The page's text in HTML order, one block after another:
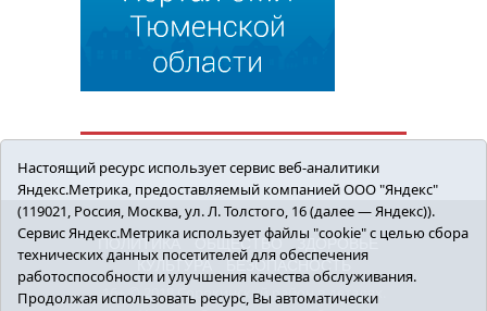
ПОЛИТИКА ОБЩЕСТВО
ЗДОРОВЬЕ
КУЛЬТУРА
БЕЗОПАСНОСТЬ
16+ © 2018 Сорокинский район в деталях.
Настоящий ресурс использует сервис веб-аналитики
Яндекс.Метрика, предоставляемый компанией ООО "Яндекс"
(119021, Россия, Москва, ул. Л. Толстого, 16 (далее — Яндекс)).
Сервис Яндекс.Метрика использует файлы "cookie" с целью сбора
технических данных посетителей для обеспечения
работоспособности и улучшения качества обслуживания.
Продолжая использовать ресурс, Вы автоматически